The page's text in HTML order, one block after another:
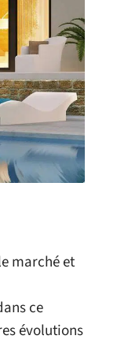
marché et
ce
évolutions